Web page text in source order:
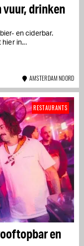
vuur, drinken
en ciderbar.
hier in...
AMSTERDAM NOORD
en
RESTAURANTS